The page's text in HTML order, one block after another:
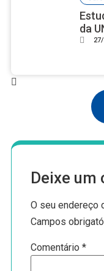
da
Deixe
O seu endereço
Campos
Comentário*